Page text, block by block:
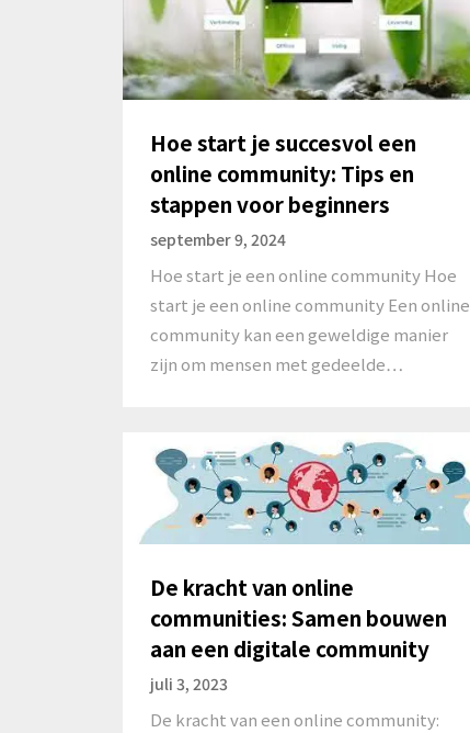
Hoe start je succesvol een
online community: Tips en
stappen voor beginners
september 9, 2024
Hoe start je een online community Hoe
start je een online community Een online
community kan een geweldige manier
zijn om mensen met gedeelde…
De kracht van online
communities: Samen bouwen
aan een digitale community
juli 3, 2023
De kracht van een online community: